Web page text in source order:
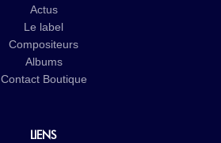
Actus
Le label
Compositeurs
Albums
Contact Boutique
LIENS